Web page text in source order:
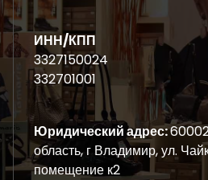
ИНН/КПП
3327150024
332701001
Юридический адрес:
область, г Владимир, ул.
помещение к2